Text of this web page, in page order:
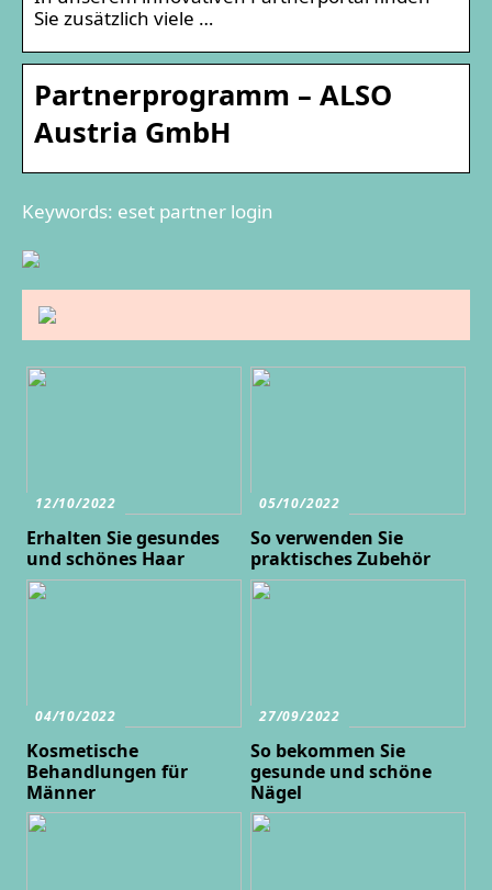
Sie zusätzlich viele …
Partnerprogramm – ALSO
Austria GmbH
Keywords: eset partner login
12/10/2022
Erhalten Sie gesundes
und schönes Haar
05/10/2022
So verwenden Sie
praktisches Zubehör
04/10/2022
Kosmetische
Behandlungen für
Männer
27/09/2022
So bekommen Sie
gesunde und schöne
Nägel